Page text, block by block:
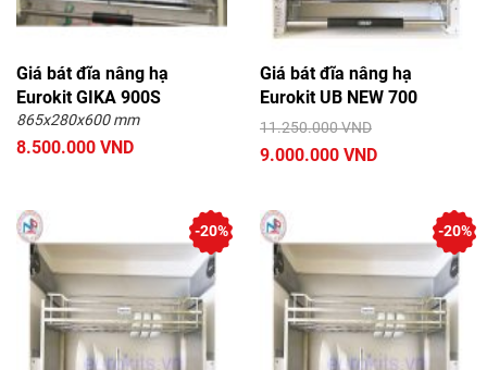
Giá bát đĩa nâng hạ
Eurokit GIKA 900S
865x280x600 mm
8.500.000 VND
Giá bát đĩa nâng hạ
Eurokit UB NEW 700
11.250.000 VND
9.000.000 VND
-20% -20%